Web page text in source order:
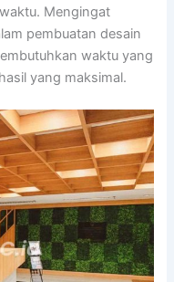
Mengingat
pembuatan desain
waktu yang
yang maksimal.